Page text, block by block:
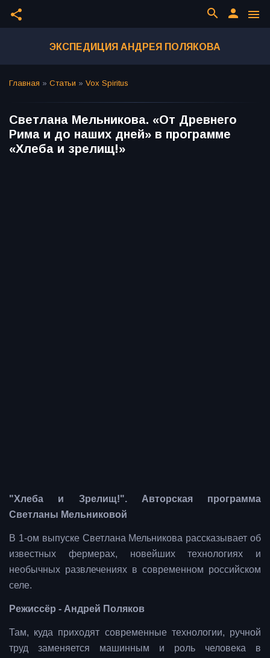
share menu
person
search
ЭКСПЕДИЦИЯ АНДРЕЯ ПОЛЯКОВА
Главная » Статьи » Vox Spiritus
Светлана Мельникова. «От Древнего
Рима и до наших дней» в программе
«Хлеба и зрелищ!»
"Хлеба и Зрелищ!". Авторская программа
Светланы Мельниковой
В 1-ом выпуске Светлана Мельникова рассказывает об
известных фермерах, новейших технологиях и
необычных развлечениях в современном российском
селе.
Режиссёр - Андрей Поляков
Там, куда приходят современные технологии, ручной
труд заменяется машинным и роль человека в